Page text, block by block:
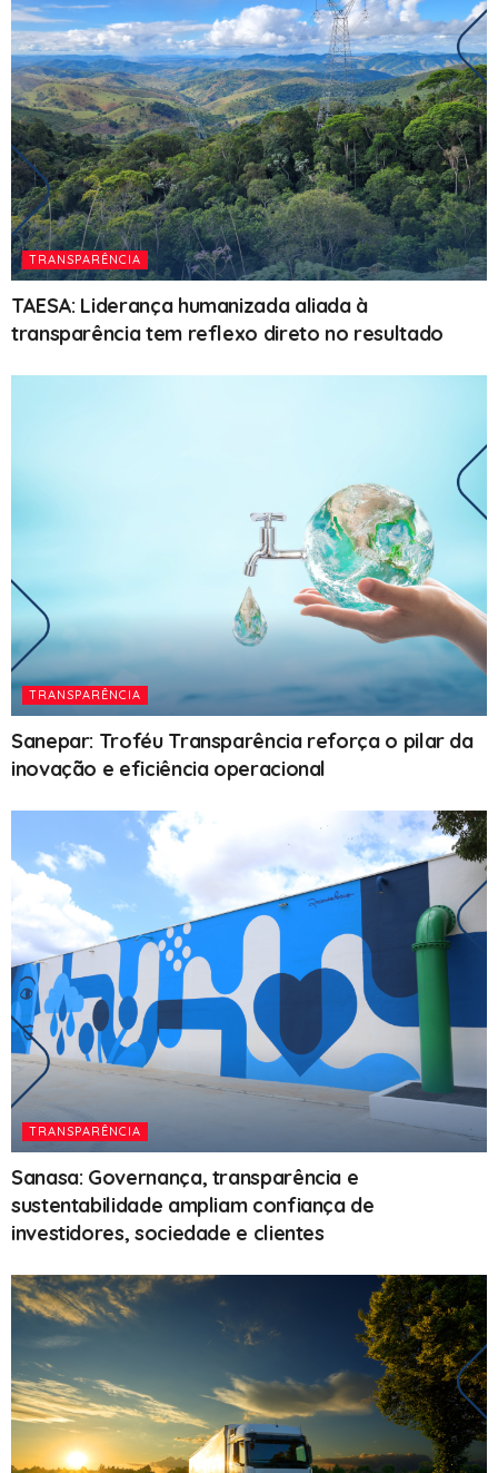
TRANSPARÊNCIA
TAESA: Liderança humanizada aliada à
transparência tem reflexo direto no resultado
TRANSPARÊNCIA
Sanepar: Troféu Transparência reforça o pilar da
inovação e eficiência operacional
TRANSPARÊNCIA
Sanasa: Governança, transparência e
sustentabilidade ampliam confiança de
investidores, sociedade e clientes